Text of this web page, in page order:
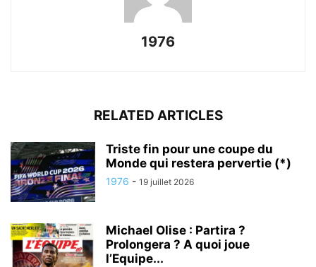
1976
RELATED ARTICLES
Triste fin pour une coupe du
Monde qui restera pervertie (*)
1976 - 19 juillet 2026
Michael Olise : Partira ?
Prolongera ? A quoi joue
l’Equipe...